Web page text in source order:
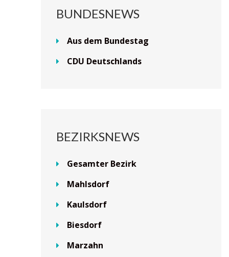
BUNDESNEWS
Aus dem Bundestag
CDU Deutschlands
BEZIRKSNEWS
Gesamter Bezirk
Mahlsdorf
Kaulsdorf
Biesdorf
Marzahn